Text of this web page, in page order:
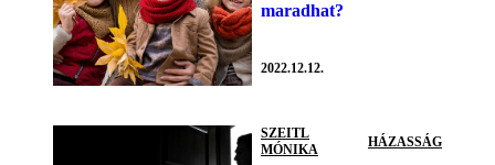
maradhat?
2022.12.12.
SZEITL
MÓNIKA
HÁZASSÁG